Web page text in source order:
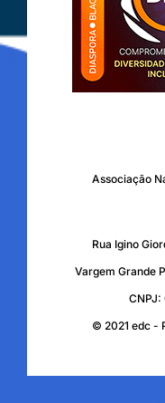
Associação
Rua Igino
Vargem Grande
© 2021 edc -